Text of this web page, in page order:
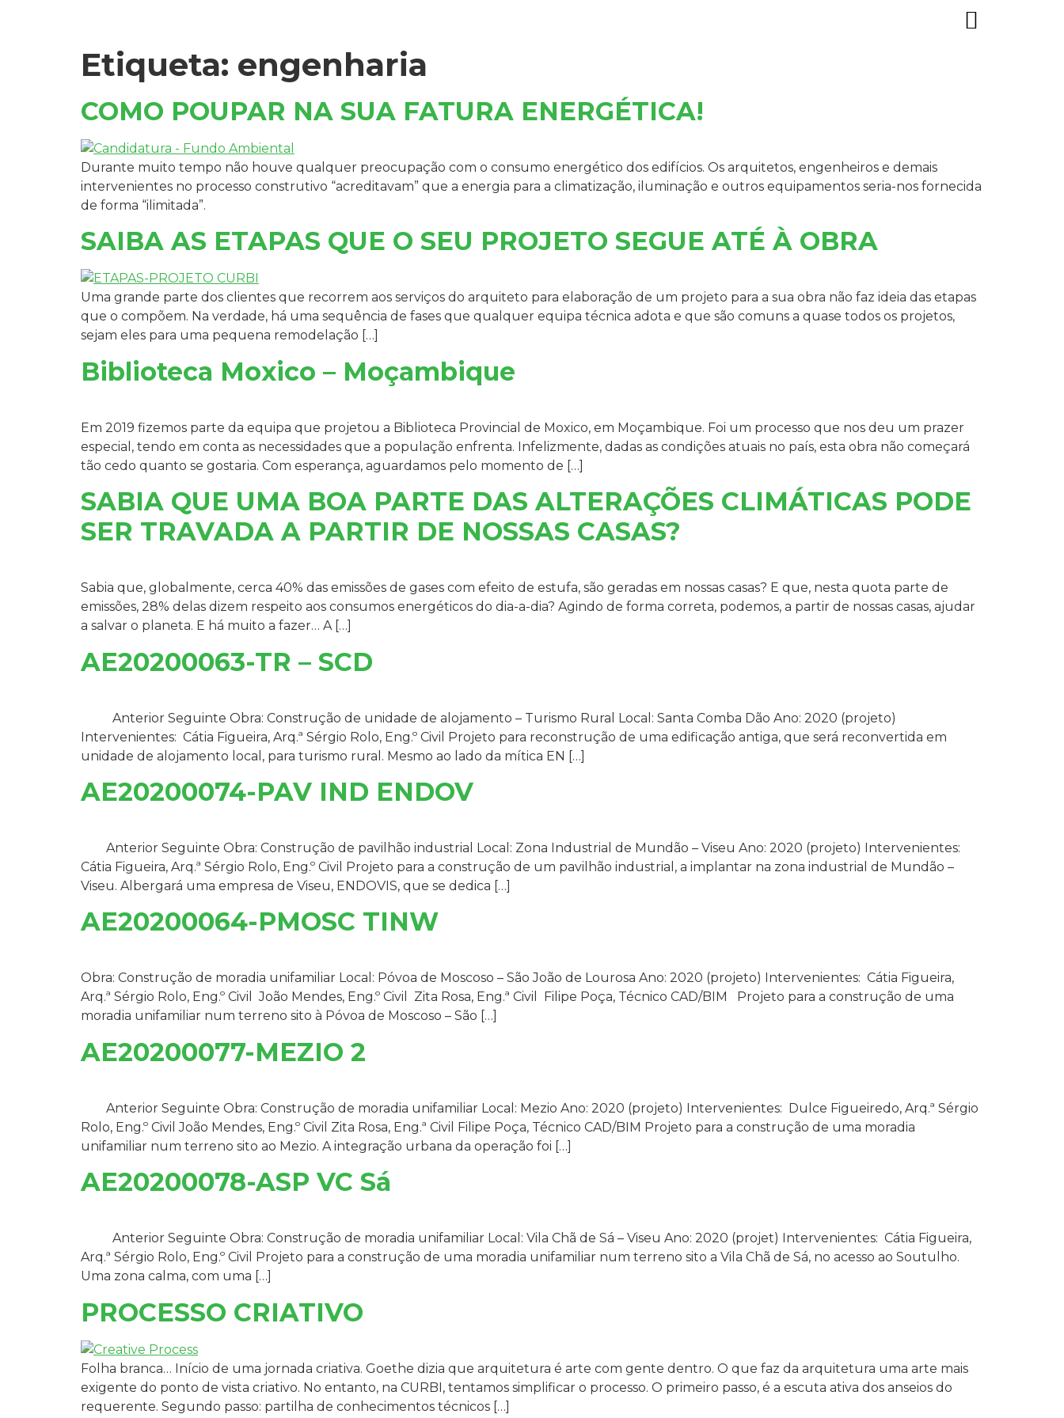
Etiqueta: engenharia
COMO POUPAR NA SUA FATURA ENERGÉTICA!
Durante muito tempo não houve qualquer preocupação com o consumo energético dos edifícios. Os arquitetos, engenheiros e demais
intervenientes no processo construtivo “acreditavam” que a energia para a climatização, iluminação e outros equipamentos seria-nos fornecida
de forma “ilimitada”.
SAIBA AS ETAPAS QUE O SEU PROJETO SEGUE ATÉ À OBRA
Uma grande parte dos clientes que recorrem aos serviços do arquiteto para elaboração de um projeto para a sua obra não faz ideia das etapas
que o compõem. Na verdade, há uma sequência de fases que qualquer equipa técnica adota e que são comuns a quase todos os projetos,
sejam eles para uma pequena remodelação […]
Biblioteca Moxico – Moçambique
Em 2019 fizemos parte da equipa que projetou a Biblioteca Provincial de Moxico, em Moçambique. Foi um processo que nos deu um prazer
especial, tendo em conta as necessidades que a população enfrenta. Infelizmente, dadas as condições atuais no país, esta obra não começará
tão cedo quanto se gostaria. Com esperança, aguardamos pelo momento de […]
SABIA QUE UMA BOA PARTE DAS ALTERAÇÕES CLIMÁTICAS PODE
SER TRAVADA A PARTIR DE NOSSAS CASAS?
Sabia que, globalmente, cerca 40% das emissões de gases com efeito de estufa, são geradas em nossas casas? E que, nesta quota parte de
emissões, 28% delas dizem respeito aos consumos energéticos do dia-a-dia? Agindo de forma correta, podemos, a partir de nossas casas, ajudar
a salvar o planeta. E há muito a fazer… A […]
AE20200063-TR – SCD
Anterior Seguinte Obra: Construção de unidade de alojamento – Turismo Rural Local: Santa Comba Dão Ano: 2020 (projeto)
Intervenientes: Cátia Figueira, Arq.ª Sérgio Rolo, Eng.º Civil Projeto para reconstrução de uma edificação antiga, que será reconvertida em
unidade de alojamento local, para turismo rural. Mesmo ao lado da mítica EN […]
AE20200074-PAV IND ENDOV
Anterior Seguinte Obra: Construção de pavilhão industrial Local: Zona Industrial de Mundão – Viseu Ano: 2020 (projeto) Intervenientes:
Cátia Figueira, Arq.ª Sérgio Rolo, Eng.º Civil Projeto para a construção de um pavilhão industrial, a implantar na zona industrial de Mundão –
Viseu. Albergará uma empresa de Viseu, ENDOVIS, que se dedica […]
AE20200064-PMOSC TINW
Obra: Construção de moradia unifamiliar Local: Póvoa de Moscoso – São João de Lourosa Ano: 2020 (projeto) Intervenientes: Cátia Figueira,
Arq.ª Sérgio Rolo, Eng.º Civil João Mendes, Eng.º Civil Zita Rosa, Eng.ª Civil Filipe Poça, Técnico CAD/BIM Projeto para a construção de uma
moradia unifamiliar num terreno sito à Póvoa de Moscoso – São […]
AE20200077-MEZIO 2
Anterior Seguinte Obra: Construção de moradia unifamiliar Local: Mezio Ano: 2020 (projeto) Intervenientes: Dulce Figueiredo, Arq.ª Sérgio
Rolo, Eng.º Civil João Mendes, Eng.º Civil Zita Rosa, Eng.ª Civil Filipe Poça, Técnico CAD/BIM Projeto para a construção de uma moradia
unifamiliar num terreno sito ao Mezio. A integração urbana da operação foi […]
AE20200078-ASP VC Sá
Anterior Seguinte Obra: Construção de moradia unifamiliar Local: Vila Chã de Sá – Viseu Ano: 2020 (projet) Intervenientes: Cátia Figueira,
Arq.ª Sérgio Rolo, Eng.º Civil Projeto para a construção de uma moradia unifamiliar num terreno sito a Vila Chã de Sá, no acesso ao Soutulho.
Uma zona calma, com uma […]
PROCESSO CRIATIVO
Folha branca… Início de uma jornada criativa. Goethe dizia que arquitetura é arte com gente dentro. O que faz da arquitetura uma arte mais
exigente do ponto de vista criativo. No entanto, na CURBI, tentamos simplificar o processo. O primeiro passo, é a escuta ativa dos anseios do
requerente. Segundo passo: partilha de conhecimentos técnicos […]